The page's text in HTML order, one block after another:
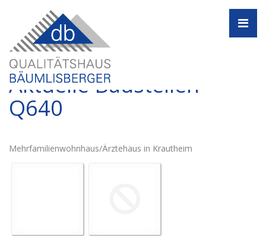
Aktuelle Baustellen -
Q640
Mehrfamilienwohnhaus/Ärztehaus in Krautheim